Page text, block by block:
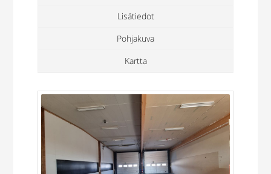
Lisätiedot
Pohjakuva
Kartta